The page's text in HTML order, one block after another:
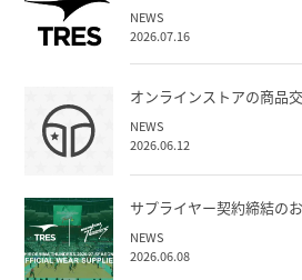
NEWS
2026.07.16
オンラインストアの商品
NEWS
2026.06.12
サプライヤー契約締結の
NEWS
2026.06.08